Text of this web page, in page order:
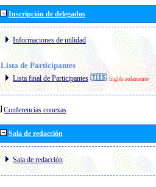
Inscripción de delegados
Informaciones de utilidad
Lista de Participantes
Lista final de Participantes Inglés solamente
Conferencias conexas
Sala de redacción
Sala de redacción